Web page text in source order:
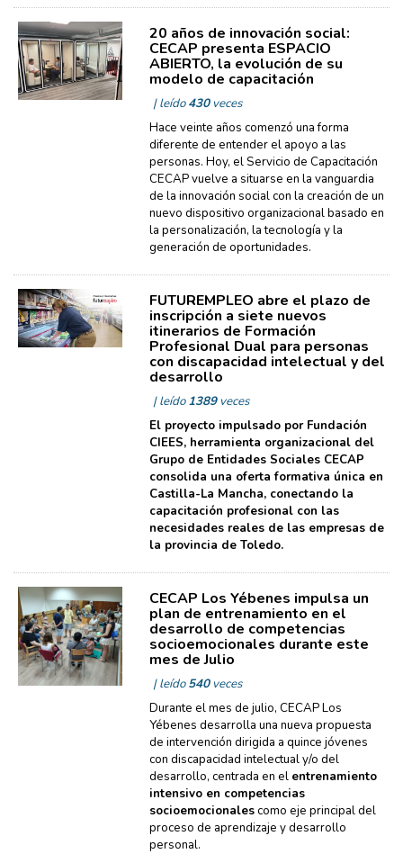
20 años de innovación social:
CECAP presenta ESPACIO
ABIERTO, la evolución de su
modelo de capacitación
| leído430veces
Hace veinte años comenzó una forma
diferente de entender el apoyo a las
personas. Hoy, el Servicio de Capacitación
CECAP vuelve a situarse en la vanguardia
de la innovación social con la creación de un
nuevo dispositivo organizacional basado en
la personalización, la tecnología y la
generación de oportunidades.
FUTUREMPLEO abre el plazo de
inscripción a siete nuevos
itinerarios de Formación
Profesional Dual para personas
con discapacidad intelectual y del
desarrollo
| leído1389veces
El proyecto impulsado por Fundación
CIEES, herramienta organizacional del
Grupo de Entidades Sociales CECAP
consolida una oferta formativa única en
Castilla-La Mancha, conectando la
capacitación profesional con las
necesidades reales de las empresas de
la provincia de Toledo.
CECAP Los Yébenes impulsa un
plan de entrenamiento en el
desarrollo de competencias
socioemocionales durante este
mes de Julio
| leído540veces
Durante el mes de julio, CECAP Los
Yébenes desarrolla una nueva propuesta
de intervención dirigida a quince jóvenes
con discapacidad intelectual y/o del
desarrollo, centrada en el entrenamiento
intensivo en competencias
socioemocionalescomo eje principal del
proceso de aprendizaje y desarrollo
personal.